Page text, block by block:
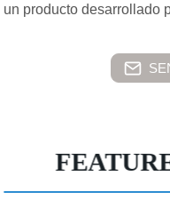
un producto desarrollado